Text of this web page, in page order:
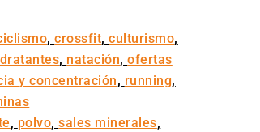
,crossfit,culturismo,
, natación,ofertas
y concentración, running,
, polvo,sales minerales,